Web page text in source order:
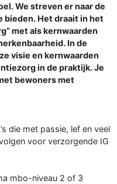
We streven er naar de
bieden. Het draait in het
met als kernwaarden
In de
visie en kernwaarden
in de praktijk. Je
bewoners met
die met passie, lef en veel
voor verzorgende IG
mbo-niveau 2 of 3